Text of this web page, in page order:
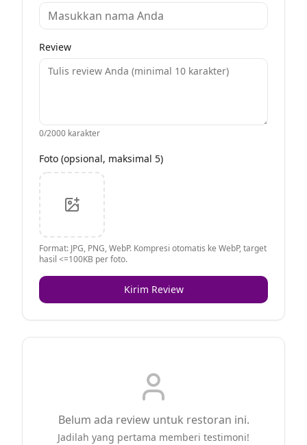
Review
0/2000 karakter
Foto (opsional, maksimal 5)
Format: JPG, PNG, WebP. Kompresi otomatis ke WebP, target
hasil <=100KB per foto.
Kirim Review
Belum ada review untuk restoran ini.
Jadilah yang pertama memberi testimoni!